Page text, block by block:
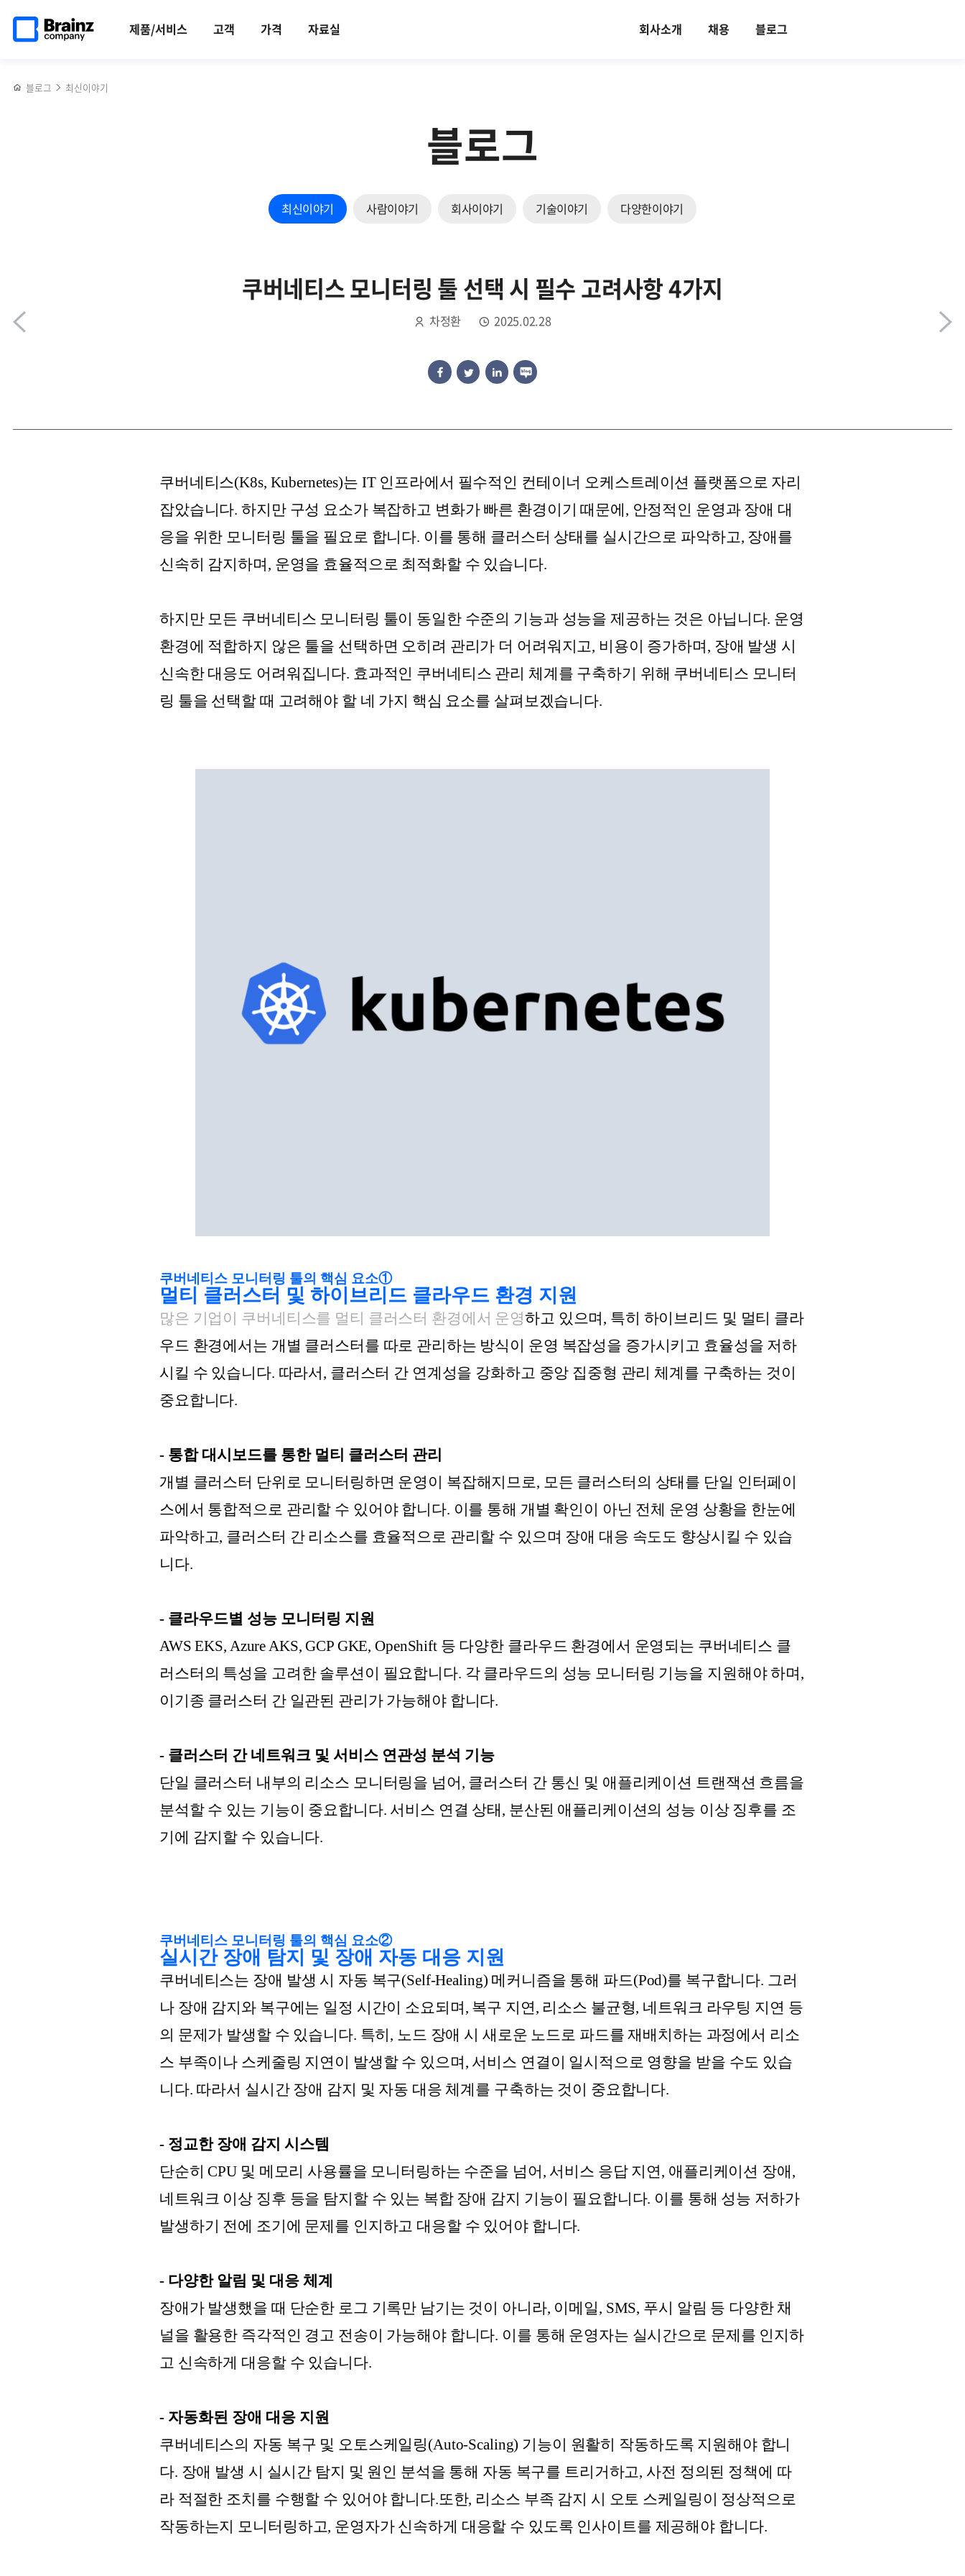
건너뛰기
제품/서비스 고객 가격 자료실 회사소개 채용 블로그
페이지로
블로그 최신이야기
블로그
최신이야기 사람이야기 회사이야기 기술이야기 다양한이야기
상반기
영업그룹
쿠버네티스 모니터링 툴 선택 시 필수 고려사항 4가지
차정환 2025.02.28
공유하기
공유하기
공유하기
공유하기
Service
솔루션의
쿠버네티스(K8s, Kubernetes)는 IT 인프라에서 필수적인 컨테이너 오케스트레이션 플랫폼으로 자리
잡았습니다. 하지만 구성 요소가 복잡하고 변화가 빠른 환경이기 때문에, 안정적인 운영과 장애 대
응을 위한 모니터링 툴을 필요로 합니다. 이를 통해 클러스터 상태를 실시간으로 파악하고, 장애를
신속히 감지하며, 운영을 효율적으로 최적화할 수 있습니다.
하지만 모든 쿠버네티스 모니터링 툴이 동일한 수준의 기능과 성능을 제공하는 것은 아닙니다. 운영
환경에 적합하지 않은 툴을 선택하면 오히려 관리가 더 어려워지고, 비용이 증가하며, 장애 발생 시
신속한 대응도 어려워집니다. 효과적인 쿠버네티스 관리 체계를 구축하기 위해 쿠버네티스 모니터
링 툴을 선택할 때 고려해야 할 네 가지 핵심 요소를 살펴보겠습니다.
쿠버네티스 모니터링 툴의 핵심 요소①
멀티 클러스터 및 하이브리드 클라우드 환경 지원
많은 기업이 쿠버네티스를 멀티 클러스터 환경에서 운영하고 있으며, 특히 하이브리드 및 멀티 클라
우드 환경에서는 개별 클러스터를 따로 관리하는 방식이 운영 복잡성을 증가시키고 효율성을 저하
시킬 수 있습니다. 따라서, 클러스터 간 연계성을 강화하고 중앙 집중형 관리 체계를 구축하는 것이
중요합니다.
- 통합 대시보드를 통한 멀티 클러스터 관리
개별 클러스터 단위로 모니터링하면 운영이 복잡해지므로, 모든 클러스터의 상태를 단일 인터페이
스에서 통합적으로 관리할 수 있어야 합니다. 이를 통해 개별 확인이 아닌 전체 운영 상황을 한눈에
파악하고, 클러스터 간 리소스를 효율적으로 관리할 수 있으며 장애 대응 속도도 향상시킬 수 있습
니다.
- 클라우드별 성능 모니터링 지원
AWS EKS, Azure AKS, GCP GKE, OpenShift 등 다양한 클라우드 환경에서 운영되는 쿠버네티스 클
러스터의 특성을 고려한 솔루션이 필요합니다. 각 클라우드의 성능 모니터링 기능을 지원해야 하며,
이기종 클러스터 간 일관된 관리가 가능해야 합니다.
- 클러스터 간 네트워크 및 서비스 연관성 분석 기능
단일 클러스터 내부의 리소스 모니터링을 넘어, 클러스터 간 통신 및 애플리케이션 트랜잭션 흐름을
분석할 수 있는 기능이 중요합니다. 서비스 연결 상태, 분산된 애플리케이션의 성능 이상 징후를 조
기에 감지할 수 있습니다.
쿠버네티스 모니터링 툴의 핵심 요소②
실시간 장애 탐지 및 장애 자동 대응 지원
쿠버네티스는 장애 발생 시 자동 복구(Self-Healing) 메커니즘을 통해 파드(Pod)를 복구합니다. 그러
나 장애 감지와 복구에는 일정 시간이 소요되며, 복구 지연, 리소스 불균형, 네트워크 라우팅 지연 등
의 문제가 발생할 수 있습니다. 특히, 노드 장애 시 새로운 노드로 파드를 재배치하는 과정에서 리소
스 부족이나 스케줄링 지연이 발생할 수 있으며, 서비스 연결이 일시적으로 영향을 받을 수도 있습
니다. 따라서 실시간 장애 감지 및 자동 대응 체계를 구축하는 것이 중요합니다.
- 정교한 장애 감지 시스템
단순히 CPU 및 메모리 사용률을 모니터링하는 수준을 넘어, 서비스 응답 지연, 애플리케이션 장애,
네트워크 이상 징후 등을 탐지할 수 있는 복합 장애 감지 기능이 필요합니다. 이를 통해 성능 저하가
발생하기 전에 조기에 문제를 인지하고 대응할 수 있어야 합니다.
- 다양한 알림 및 대응 체계
장애가 발생했을 때 단순한 로그 기록만 남기는 것이 아니라, 이메일, SMS, 푸시 알림 등 다양한 채
널을 활용한 즉각적인 경고 전송이 가능해야 합니다. 이를 통해 운영자는 실시간으로 문제를 인지하
고 신속하게 대응할 수 있습니다.
- 자동화된 장애 대응 지원
쿠버네티스의 자동 복구 및 오토스케일링(Auto-Scaling) 기능이 원활히 작동하도록 지원해야 합니
다. 장애 발생 시 실시간 탐지 및 원인 분석을 통해 자동 복구를 트리거하고, 사전 정의된 정책에 따
라 적절한 조치를 수행할 수 있어야 합니다.또한, 리소스 부족 감지 시 오토 스케일링이 정상적으로
작동하는지 모니터링하고, 운영자가 신속하게 대응할 수 있도록 인사이트를 제공해야 합니다.